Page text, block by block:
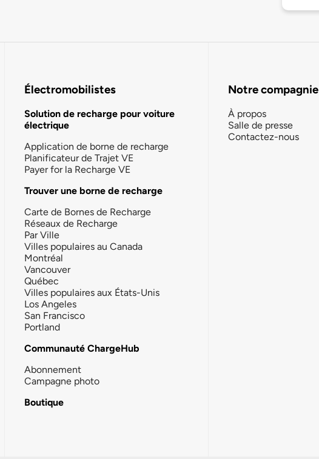
Électromobilistes
Solution de recharge pour voiture
électrique
Application de borne de recharge
Planificateur de Trajet VE
Payer for la Recharge VE
Trouver une borne de recharge
Carte de Bornes de Recharge
Réseaux de Recharge
Par Ville
Villes populaires au Canada
Montréal
Vancouver
Québec
Villes populaires aux États-Unis
Los Angeles
San Francisco
Portland
Communauté ChargeHub
Abonnement
Campagne photo
Boutique
Notre compagnie
À propos
Salle de presse
Contactez-nous